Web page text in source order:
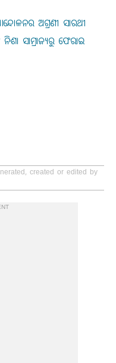
ଅଗ୍ରଣୀ ସାରଥୀ
ସାମ୍ରାଜ୍ୟରୁ ଫେରାଇ
created or edited by